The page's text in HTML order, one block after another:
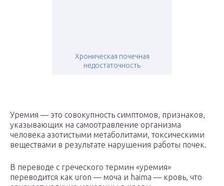
Хроническая почечная
недостаточность
Уремия — это совокупность симптомов, признаков,
указывающих на самоотравление организма
человека азотистыми метаболитами, токсическими
веществами в результате нарушения работы почек.
В переводе с греческого термин «уремия»
переводится как uron — моча и haima — кровь, что